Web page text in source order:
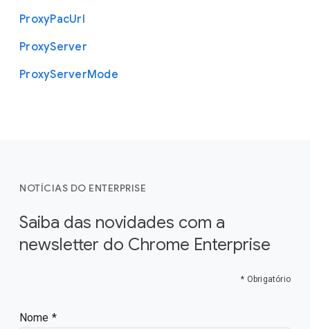
ProxyPacUrl
ProxyServer
ProxyServerMode
NOTÍCIAS DO ENTERPRISE
Saiba das novidades com a
newsletter do Chrome Enterprise
* Obrigatório
Nome